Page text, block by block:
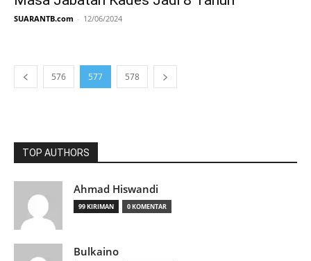
SUARANTB.com - 12/06/2024
576 577 578
TOP AUTHORS
Ahmad Hiswandi
99 KIRIMAN 0 KOMENTAR
Bulkaino